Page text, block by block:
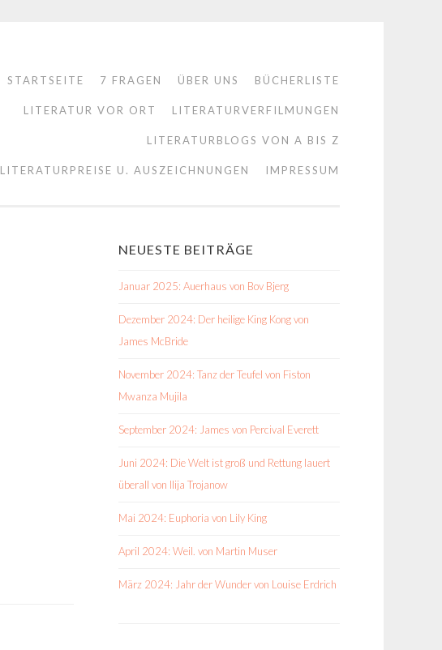
STARTSEITE 7 FRAGEN ÜBER UNS BÜCHERLISTE
LITERATUR VOR ORT LITERATURVERFILMUNGEN
LITERATURBLOGS VON A BIS Z
LITERATURPREISE U. AUSZEICHNUNGEN IMPRESSUM
NEUESTE BEITRÄGE
Januar 2025: Auerhaus von Bov Bjerg
Dezember 2024: Der heilige King Kong von
James McBride
November 2024: Tanz der Teufel von Fiston
Mwanza Mujila
September 2024: James von Percival Everett
Juni 2024: Die Welt ist groß und Rettung lauert
überall von Ilija Trojanow
Mai 2024: Euphoria von Lily King
April 2024: Weil. von Martin Muser
März 2024: Jahr der Wunder von Louise Erdrich